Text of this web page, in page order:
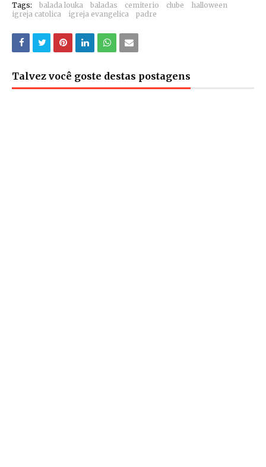
Tags: balada louka baladas cemiterio clube
halloween
igreja catolica
igreja evangelica padre
Talvez você goste destas postagens